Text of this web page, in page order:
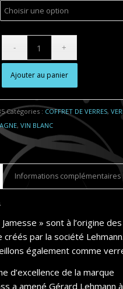
Ajouter au panier
Catégories : COFFRET DE VERRES,
, VIN BLANC
Informations complémentaires
» sont à l’origine
créés par la société
également comme
d’excellence de la marque
a amené Gérard Lehmann à